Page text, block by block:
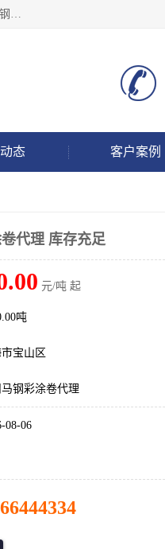
上海轩本实业有限公司于2017年注册地位于上海市宝山区，主要经营产品有：宝山彩钢卷，宝山镀铝锌，宝山彩钢板，宝山彩钢瓦等产品的生产和销售。
态 客户案例
代理 库存充足
元/吨 起
吨
市宝山区
钢彩涂卷代理
08-06